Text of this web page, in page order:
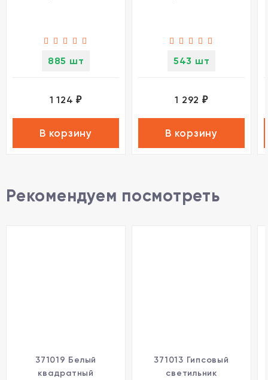
885 шт
1 124₽
В корзину
543 шт
1 292 ₽
В корзину
Рекомендуем посмотреть
371019 Белый
квадратный
371013 Гипсовый
светильник